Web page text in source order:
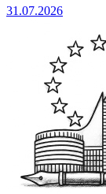
31.07.2026